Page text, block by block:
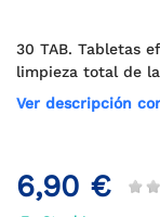
30 TAB. Tabletas
limpieza total de
Ver descripción
6,90 €